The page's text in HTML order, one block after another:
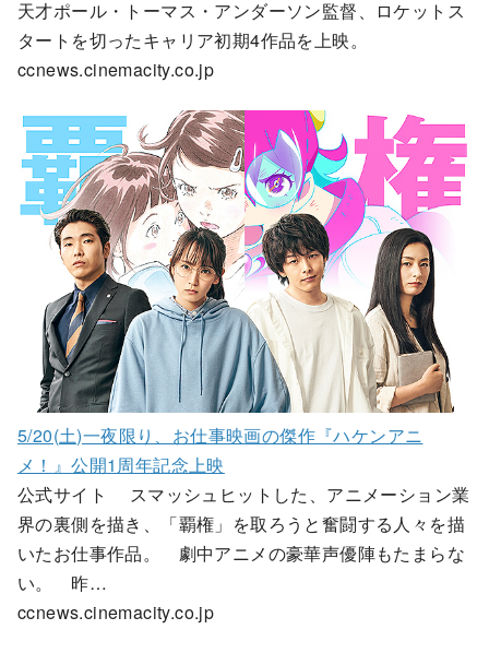
天才ポール・トーマス・アンダーソン監督、ロケットス
タートを切ったキャリア初期4作品を上映。
ccnews.cinemacity.co.jp
5/20(土)一夜限り、お仕事映画の傑作『ハケンアニ
メ！』公開1周年記念上映
公式サイト スマッシュヒットした、アニメーション業
界の裏側を描き、「覇権」を取ろうと奮闘する人々を描
いたお仕事作品。 劇中アニメの豪華声優陣もたまらな
い。 昨…
ccnews.cinemacity.co.jp